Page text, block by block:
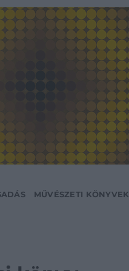
MŰVÉSZETI KÖNYVEK